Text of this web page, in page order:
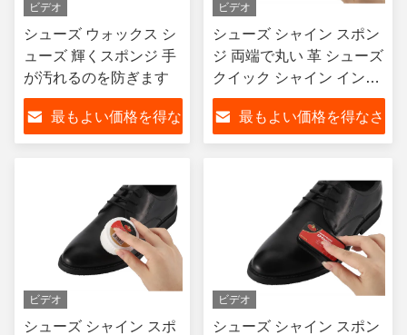
ビデオ
シューズ ウォックス シ
ューズ 輝くスポンジ 手
が汚れるのを防ぎます
最もよい価格を得な
ビデオ
シューズ シャイン スポン
ジ 両端で丸い 革 シューズ
クイック シャイン インス
タント シューズ ポーチ カ
スタマイズ 3000 PCS / カ
ラー
最もよい価格を得なさ
ビデオ
シューズ シャイン スポ
ビデオ
シューズ シャイン スポン